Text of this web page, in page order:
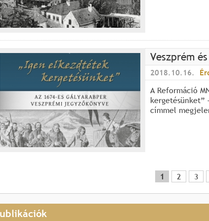
Veszprém
2018.10.16.
A Reformáció
kergetésünket”
címmel
1 2 3